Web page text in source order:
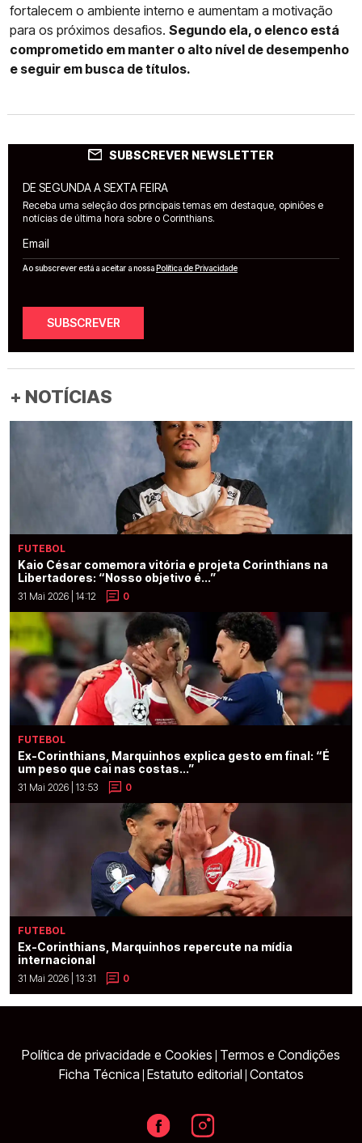
fortalecem o ambiente interno e aumentam a motivação
para os próximos desafios. Segundo ela, o elenco está
comprometido em manter o alto nível de desempenho
e seguir em busca de títulos.
SUBSCREVER NEWSLETTER
DE SEGUNDA A SEXTA FEIRA
Receba uma seleção dos principais temas em destaque, opiniões e
notícias de última hora sobre o Corinthians.
Email
Ao subscrever está a aceitar a nossaPolítica de Privacidade
SUBSCREVER
+ NOTÍCIAS
FUTEBOL
Kaio César comemora vitória e projeta Corinthians na
Libertadores: “Nosso objetivo é...”
31 Mai 2026 | 14:12 0
FUTEBOL
Ex-Corinthians, Marquinhos explica gesto em final: “É
um peso que cai nas costas...”
31 Mai 2026 | 13:53 0
FUTEBOL
Ex-Corinthians, Marquinhos repercute na mídia
internacional
31 Mai 2026 | 13:31 0
Política de privacidade e Cookies Termos e Condições
Ficha Técnica Estatuto editorial Contatos